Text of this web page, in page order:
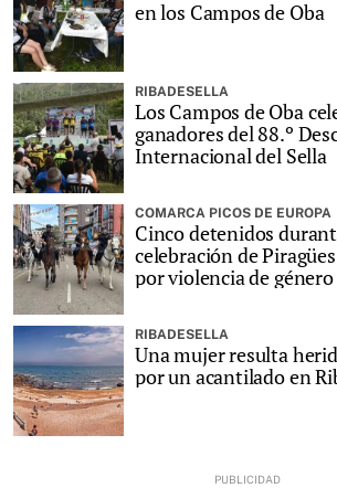
en los Campos de Oba
RIBADESELLA
Los Campos de Oba
ganadores del 88.º
Internacional del Sella
COMARCA PICOS DE EUROPA
Cinco detenidos
celebración de
por violencia de género
RIBADESELLA
Una mujer resulta
por un acantilado en